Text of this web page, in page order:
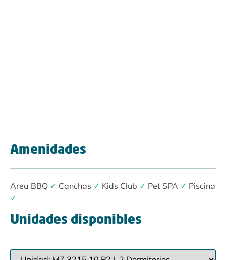
Amenidades
Area BBQ ✓ Canchas ✓ Kids Club ✓ Pet SPA ✓ Piscina
✓
Unidades disponibles